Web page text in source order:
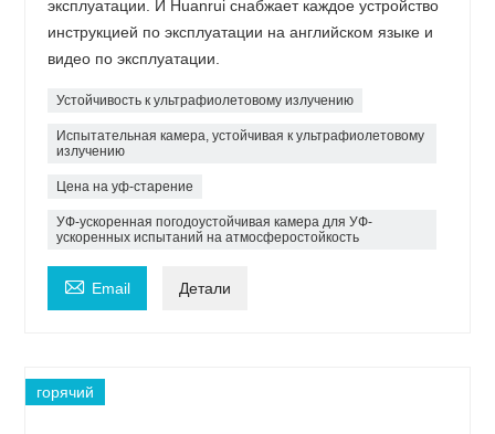
эксплуатации. И Huanrui снабжает каждое устройство
инструкцией по эксплуатации на английском языке и
видео по эксплуатации.
Устойчивость к ультрафиолетовому излучению
Испытательная камера, устойчивая к ультрафиолетовому
излучению
Цена на уф-старение
УФ-ускоренная погодоустойчивая камера для УФ-
ускоренных испытаний на атмосферостойкость
 Email Детали
горячий